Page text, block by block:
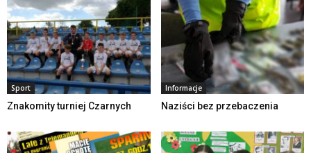
Sport
Znakomity turniej Czarnych
Informacje
Naziści bez przebaczenia